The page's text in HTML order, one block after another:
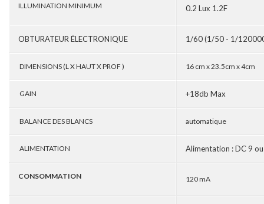
ILLUMINATION MINIMUM 0.2 Lux 1.2F
OBTURATEUR ÉLECTRONIQUE 1/60 (1/50 - 1/
DIMENSIONS (L X HAUT X PROF ) 16 cm x 23.5cm x 4cm
GAIN +18db Max
BALANCE DES BLANCS automatique
ALIMENTATION Alimentation : DC 9
CONSOMMATION 120 mA